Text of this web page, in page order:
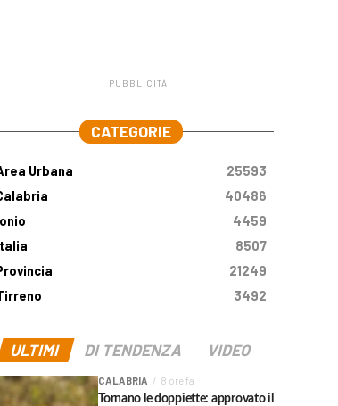
PUBBLICITÀ
CATEGORIE
Urbana
25593
40486
4459
8507
21249
3492
ULTIMI DI TENDENZA VIDEO
CALABRIA 8 ore fa
Tornano le doppiette: approvato il